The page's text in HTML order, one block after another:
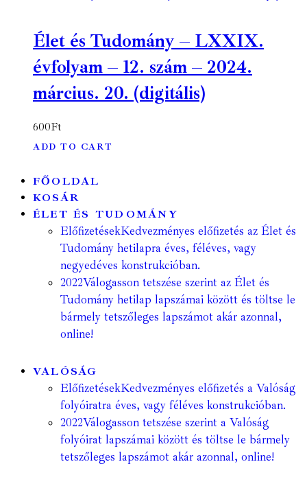
Élet és Tudomány – LXXIX.
évfolyam – 12. szám – 2024.
március. 20. (digitális)
600Ft
ADD TO CART
FŐOLDAL
KOSÁR
ÉLET ÉS TUDOMÁNY
ElőfizetésekKedvezményes előfizetés az Élet és
Tudomány hetilapra éves, féléves, vagy
negyedéves konstrukcióban.
2022Válogasson tetszése szerint az Élet és
Tudomány hetilap lapszámai között és töltse le
bármely tetszőleges lapszámot akár azonnal,
online!
VALÓSÁG
ElőfizetésekKedvezményes előfizetés a Valóság
folyóiratra éves, vagy féléves konstrukcióban.
2022Válogasson tetszése szerint a Valóság
folyóirat lapszámai között és töltse le bármely
tetszőleges lapszámot akár azonnal, online!